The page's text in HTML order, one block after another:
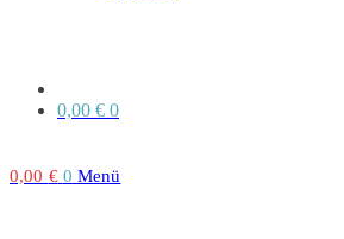
0,00 € 0
0,00 € 0 Menü